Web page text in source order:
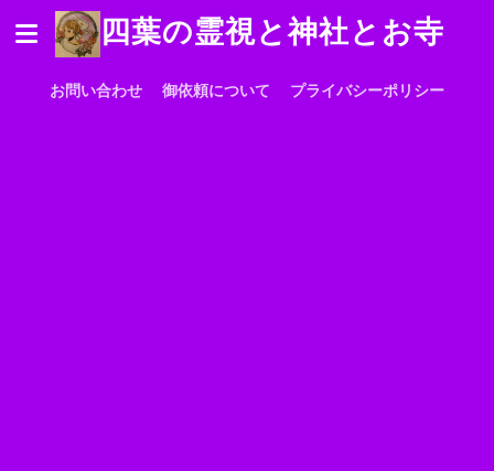
四葉の霊視と神社とお寺
お問い合わせ 御依頼について プライバシーポリシー